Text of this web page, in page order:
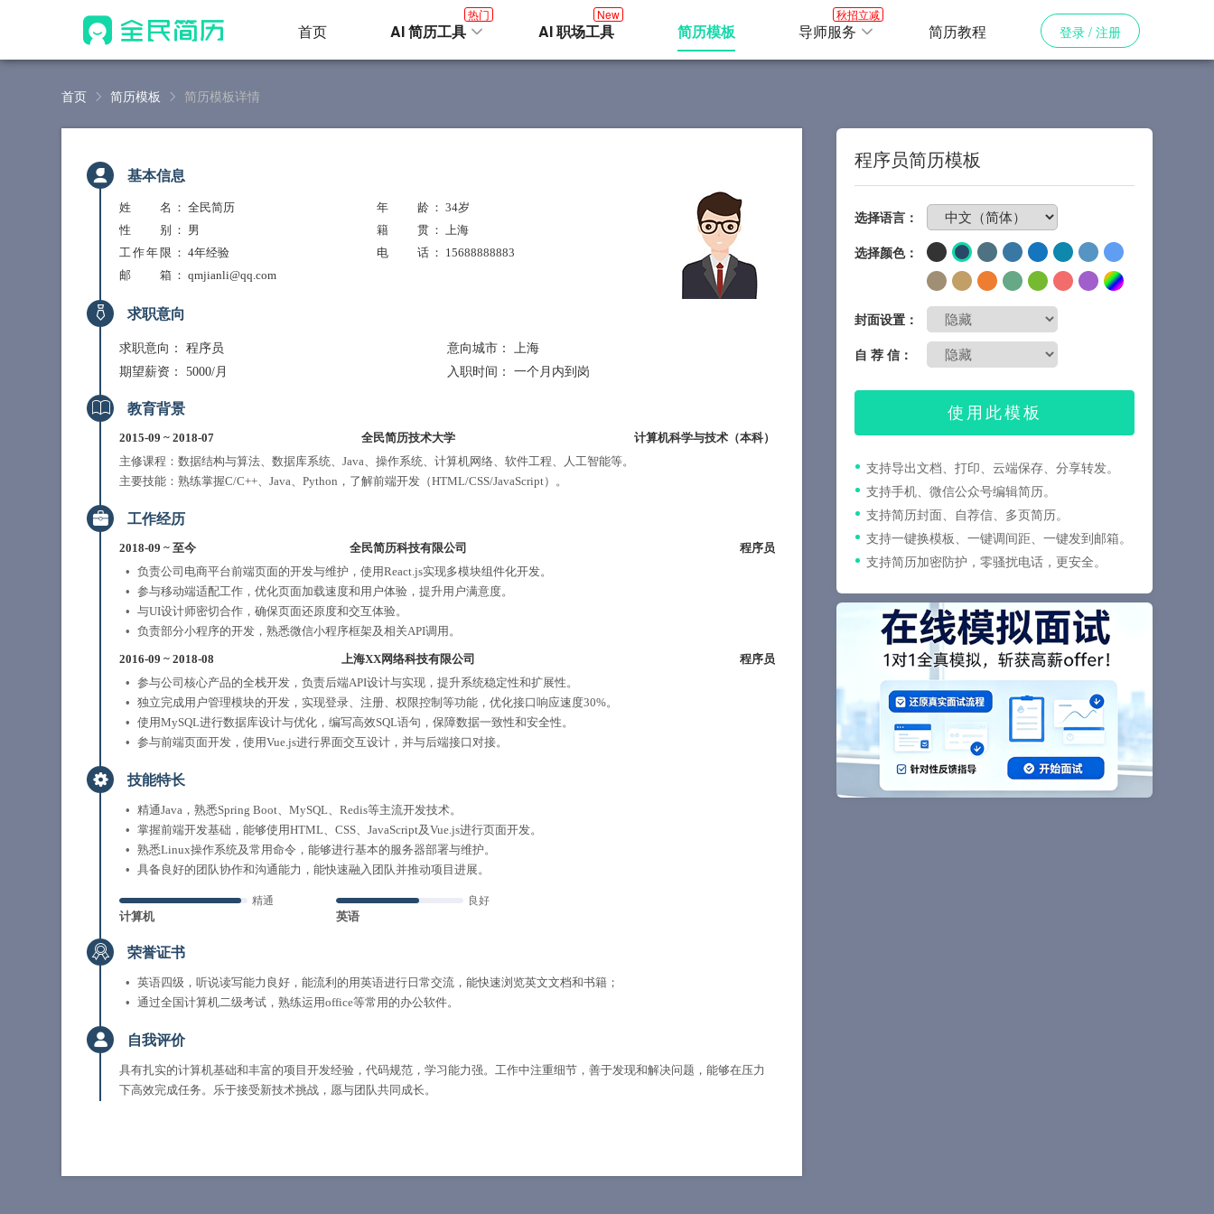
首页 AI 简历工具
热门
AI 职场工具
New
简历模板 导师服务
秋招立减
简历教程 登录 / 注册
首页 简历模板 简历模板详情
程序员简历模板
选择语言：
选择颜色：
封面设置：
自 荐 信：
使用此模板
支持导出文档、打印、云端保存、分享转发。
支持手机、微信公众号编辑简历。
支持简历封面、自荐信、多页简历。
支持一键换模板、一键调间距、一键发到邮箱。
支持简历加密防护，零骚扰电话，更安全。
基本信息
姓 名 ： 全民简历 年 龄 ： 34岁
性 别
： 男 籍 贯 ： 上海
工作年限 ： 4年经验 电 话 ： 15688888883
邮 箱 ： qmjianli@qq.com
求职意向
求职意向： 程序员 意向城市： 上海
期望薪资： 5000/月 入职时间： 一个月内到岗
教育背景
2015-09 ~ 2018-07 全民简历技术大学 计算机科学与技术（本科）
主修课程：数据结构与算法、数据库系统、Java、操作系统、计算机网络、软件工程、人工智能等。
主要技能：熟练掌握C/C++、Java、Python，了解前端开发（HTML/CSS/JavaScript）。
工作经历
2018-09 ~ 至今 全民简历科技有限公司
程序员
负责公司电商平台前端页面的开发与维护，使用React.js实现多模块组件化开发。
参与移动端适配工作，优化页面加载速度和用户体验，提升用户满意度。
与UI设计师密切合作，确保页面还原度和交互体验。
负责部分小程序的开发，熟悉微信小程序框架及相关API调用。
2016-09 ~ 2018-08 上海XX网络科技有限公司
程序员
参与公司核心产品的全栈开发，负责后端API设计与实现，提升系统稳定性和扩展性。
独立完成用户管理模块的开发，实现登录、注册、权限控制等功能，优化接口响应速度30%。
使用MySQL进行数据库设计与优化，编写高效SQL语句，保障数据一致性和安全性。
参与前端页面开发，使用Vue.js进行界面交互设计，并与后端接口对接。
技能特长
精通Java，熟悉Spring Boot、MySQL、Redis等主流开发技术。
掌握前端开发基础，能够使用HTML、CSS、JavaScript及Vue.js进行页面开发。
熟悉Linux操作系统及常用命令，能够进行基本的服务器部署与维护。
具备良好的团队协作和沟通能力，能快速融入团队并推动项目进展。
计算机
精通
英语
良好
荣誉证书
英语四级，听说读写能力良好，能流利的用英语进行日常交流，能快速浏览英文文档和书籍；
通过全国计算机二级考试，熟练运用office等常用的办公软件。
自我评价
具有扎实的计算机基础和丰富的项目开发经验，代码规范，学习能力强。工作中注重细节，善于发现和解决问题，能够在压力
下高效完成任务。乐于接受新技术挑战，愿与团队共同成长。